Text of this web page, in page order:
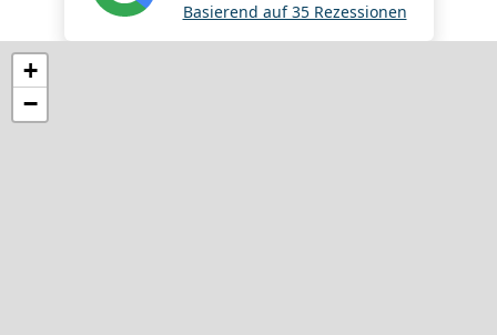
Basierend auf 35 Rezessionen
+
−